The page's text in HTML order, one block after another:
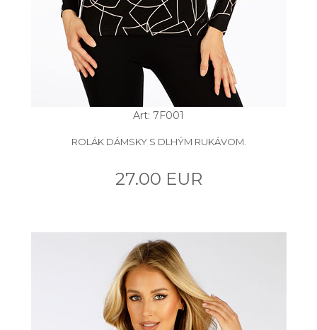
Art: 7F001
ROLÁK DÁMSKY S DLHÝM RUKÁVOM.
27.00 EUR